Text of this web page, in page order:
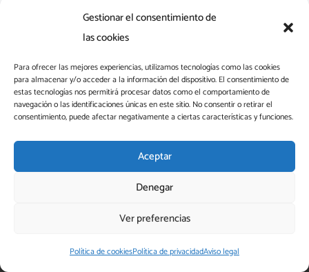
Gestionar el consentimiento de
las cookies
Para ofrecer las mejores experiencias, utilizamos tecnologías como las cookies
para almacenar y/o acceder a la información del dispositivo. El consentimiento de
estas tecnologías nos permitirá procesar datos como el comportamiento de
navegación o las identificaciones únicas en este sitio. No consentir o retirar el
consentimiento, puede afectar negativamente a ciertas características y funciones.
Aceptar
Denegar
Ver preferencias
Política de cookiesPolítica de privacidadAviso legal
L
i
n
k
d
aefaa@aefaa.com
Aviso legal
Política de privacidad
Política de cookies
Alimentarios, Todos los derechos reservados